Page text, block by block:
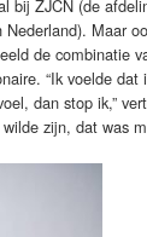
bij ZJCN (de
Nederland). Maar
de combinatie
“Ik voelde
dan stop ik,”
zijn, dat was